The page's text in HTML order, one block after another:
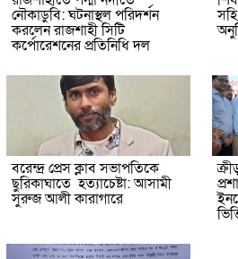
নৌকাডুবি: ঘটনাস্থল পরিদর্শন
করলেন রাজশাহী সিটি
কর্পোরেশনের প্রতিনিধি দল
বরেন্দ্র প্রেস ক্লাব সভাপতিকে
ছুরিকাঘাতে হত্যাচেষ্টা: আসামী
সুরুজ আলী কারাগারে